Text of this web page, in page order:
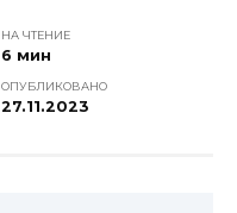
НА ЧТЕНИЕ
6 мин
ОПУБЛИКОВАНО
27.11.2023